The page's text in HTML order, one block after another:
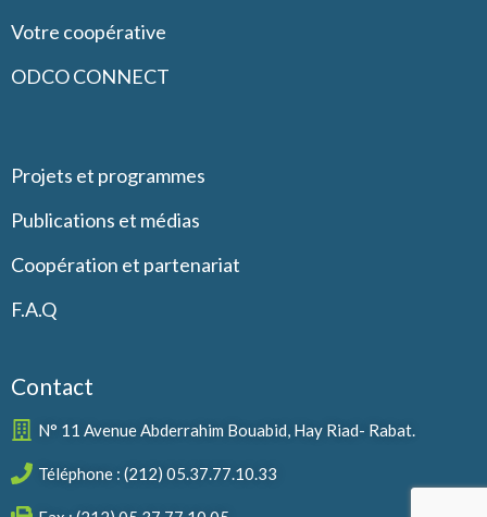
Votre coopérative
ODCO CONNECT
Projets et programmes
Publications et médias
Coopération et partenariat
F.A.Q
Contact
N° 11 Avenue Abderrahim Bouabid, Hay Riad- Rabat.
Téléphone : (212) 05.37.77.10.33